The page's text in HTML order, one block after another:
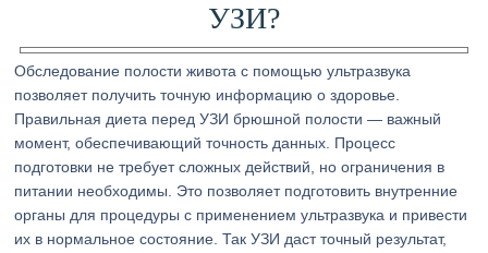
УЗИ?
Обследование полости живота с помощью ультразвука
позволяет получить точную информацию о здоровье.
Правильная диета перед УЗИ брюшной полости — важный
момент, обеспечивающий точность данных. Процесс
подготовки не требует сложных действий, но ограничения в
питании необходимы. Это позволяет подготовить внутренние
органы для процедуры с применением ультразвука и привести
их в нормальное состояние. Так УЗИ даст точный результат,